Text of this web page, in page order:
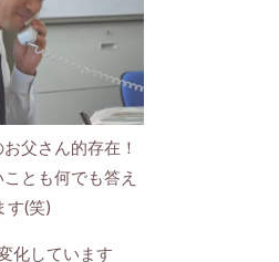
父さん的存在！
とも何でも答え
す(笑)
化しています